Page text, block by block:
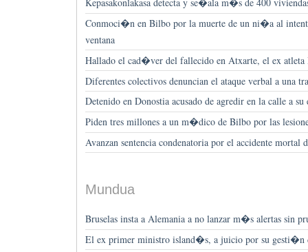
Conmoci�n en Bilbo por la muerte de un ni�a al
ventana
Hallado el cad�ver del fallecido en Atxarte, el ex
Diferentes colectivos denuncian el ataque verbal a una
Detenido en Donostia acusado de agredir en la calle a su
Piden tres millones a un m�dico de Bilbo por las
Avanzan sentencia condenatoria por el accidente
Mundua
Bruselas insta a Alemania a no lanzar m�s alertas sin
El ex primer ministro island�s, a juicio por su gesti�n